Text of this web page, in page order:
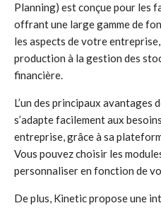
Planning) est conçue pour les
offrant une large gamme de
les aspects de votre
production à la gestion des
financière.
L’un des principaux
s’adapte facilement aux
entreprise, grâce à sa
Vous pouvez choisir les
personnaliser en fonction de
De plus, Kinetic propose une